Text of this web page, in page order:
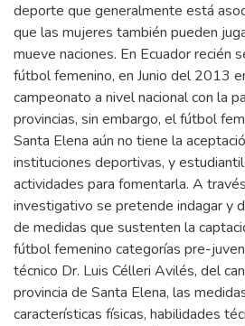
deporte que generalmente está
que las mujeres también pueden
mueve naciones. En Ecuador recién
fútbol femenino, en Junio del 2013
campeonato a nivel nacional con la
provincias, sin embargo, el fútbol
Santa Elena aún no tiene la
instituciones deportivas, y
actividades para fomentarla. A
investigativo se pretende indagar y
de medidas que sustenten la
fútbol femenino categorías pre-
técnico Dr. Luis Célleri Avilés, del
provincia de Santa Elena, las
características físicas, habilidades